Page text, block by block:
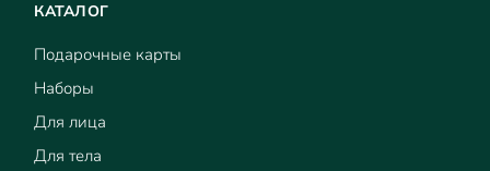
КАТАЛОГ
Подарочные карты
Наборы
Для лица
Для тела